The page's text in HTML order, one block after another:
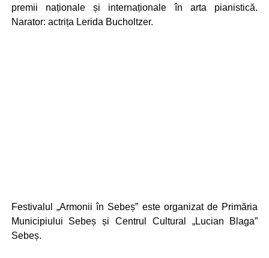
premii naționale și internaționale în arta pianistică.
Narator: actrița Lerida Bucholtzer.
Festivalul „Armonii în Sebeș” este organizat de Primăria
Municipiului Sebeș și Centrul Cultural „Lucian Blaga”
Sebeș.